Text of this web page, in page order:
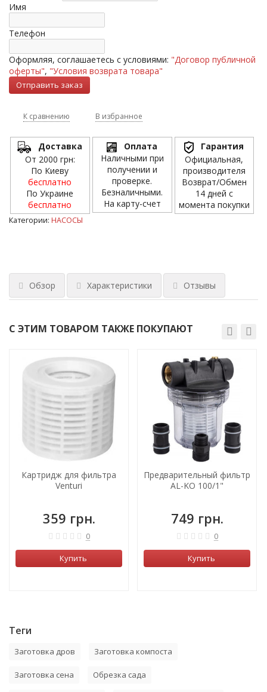
Имя
Телефон
Оформляя, соглашаетесь с условиями: "Договор публичной
оферты", "Условия возврата товара"
К сравнению В избранное
Доставка
От 2000 грн:
По Киеву
бесплатно
По Украине
бесплатно
Оплата
Наличными при
получении и
проверке.
Безналичными.
На карту-счет
Гарантия
Официальная,
производителя
Возврат/Обмен
14 дней с
момента покупки
Категории: НАСОСЫ
Обзор Характеристики Отзывы
С ЭТИМ ТОВАРОМ ТАКЖЕ ПОКУПАЮТ
Картридж для фильтра
Venturi
359 грн.
0
Купить
Предварительный фильтр
AL-KO 100/1"
749 грн.
0
Купить
Теги
Заготовка дров Заготовка компоста
Заготовка сена Обрезка сада